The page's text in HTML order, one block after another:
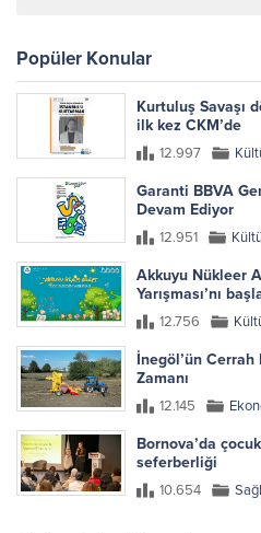
Popüler Konular
Kurtuluş Savaşı
ilk kez CKM’de
12.997
Garanti BBVA
Devam Ediyor
12.951
Akkuyu Nükleer
Yarışması’nı
12.756
İnegöl’ün
Zamanı
12.145
Bornova’da
seferberliği
10.654